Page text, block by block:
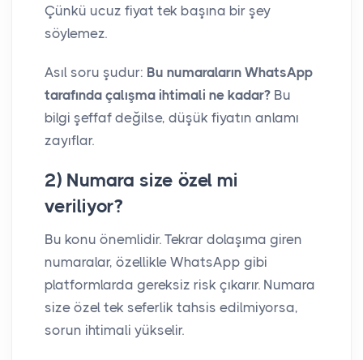
Çünkü ucuz fiyat tek başına bir şey
söylemez.
Asıl soru şudur: Bu numaraların WhatsApp
tarafında çalışma ihtimali ne kadar? Bu
bilgi şeffaf değilse, düşük fiyatın anlamı
zayıflar.
2) Numara size özel mi
veriliyor?
Bu konu önemlidir. Tekrar dolaşıma giren
numaralar, özellikle WhatsApp gibi
platformlarda gereksiz risk çıkarır. Numara
size özel tek seferlik tahsis edilmiyorsa,
sorun ihtimali yükselir.